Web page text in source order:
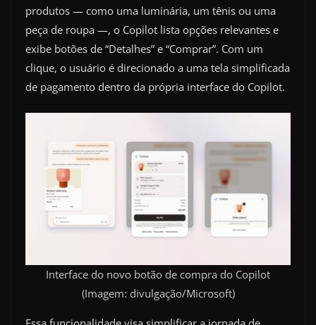
produtos — como uma luminária, um tênis ou uma
peça de roupa —, o Copilot lista opções relevantes e
exibe botões de “Detalhes” e “Comprar”. Com um
clique, o usuário é direcionado a uma tela simplificada
de pagamento dentro da própria interface do Copilot.
Interface do novo botão de compra do Copilot
(Imagem: divulgação/Microsoft)